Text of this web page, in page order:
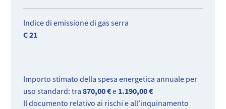
Indice di emissione di gas serra
C 21
Importo stimato della spesa energetica annuale per
uso standard: tra870,00 €e 1.190,00 €
Il documento relativo ai rischi e all’inquinamento